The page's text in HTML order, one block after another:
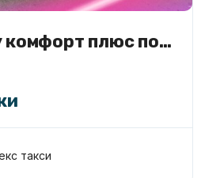
комфорт плюс под
такси